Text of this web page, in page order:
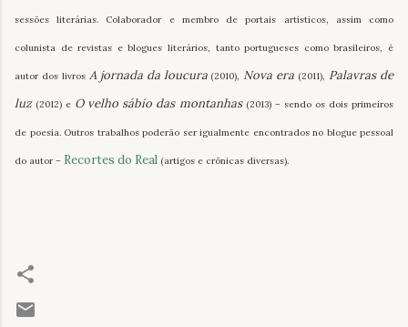
sessões literárias. Colaborador e membro de portais artísticos, assim como
colunista de revistas e blogues literários, tanto portugueses como brasileiros, é
autor dos livros A jornada da loucura(2010), Nova era (2011), Palavras de
luz(2012) e O velho sábio das montanhas(2013) – sendo os dois primeiros
de poesia. Outros trabalhos poderão ser igualmente encontrados no blogue pessoal
do autor – Recortes do Real (artigos e crônicas diversas).